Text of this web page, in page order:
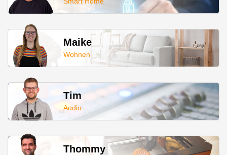
Maike
Wohnen
Tim
Audio
Thommy